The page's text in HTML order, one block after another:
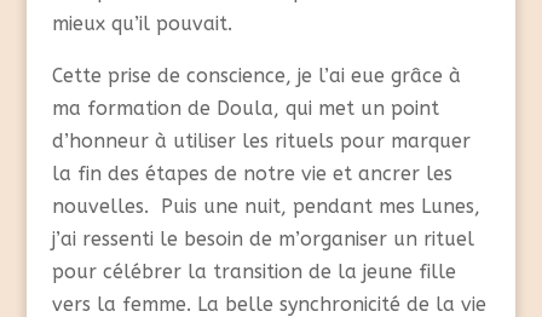
mieux qu’il pouvait.
Cette prise de conscience, je l’ai eue grâce à
ma formation de Doula, qui met un point
d’honneur à utiliser les rituels pour marquer
la fin des étapes de notre vie et ancrer les
nouvelles. Puis une nuit, pendant mes Lunes,
j’ai ressenti le besoin de m’organiser un rituel
pour célébrer la transition de la jeune fille
vers la femme. La belle synchronicité de la vie